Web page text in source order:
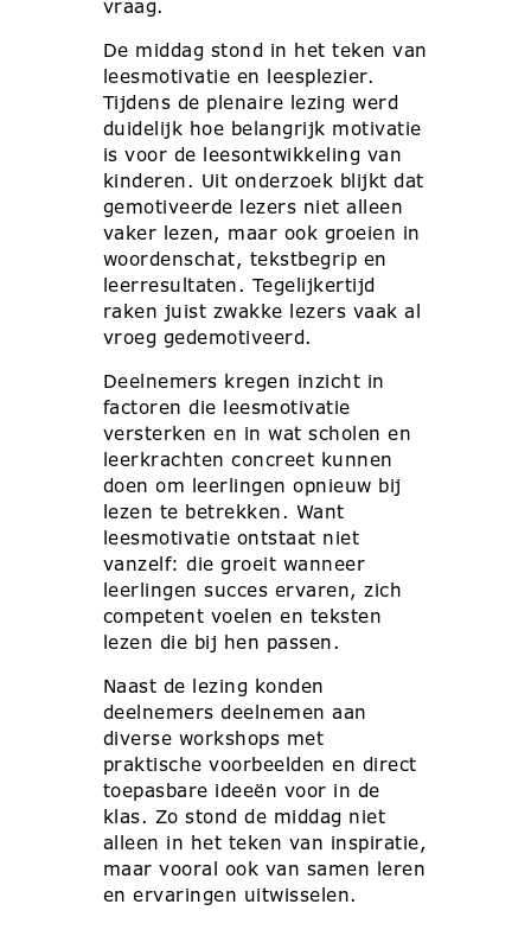
vraag.
De middag stond in het teken van
leesmotivatie en leesplezier.
Tijdens de plenaire lezing werd
duidelijk hoe belangrijk motivatie
is voor de leesontwikkeling van
kinderen. Uit onderzoek blijkt dat
gemotiveerde lezers niet alleen
vaker lezen, maar ook groeien in
woordenschat, tekstbegrip en
leerresultaten. Tegelijkertijd
raken juist zwakke lezers vaak al
vroeg gedemotiveerd.
Deelnemers kregen inzicht in
factoren die leesmotivatie
versterken en in wat scholen en
leerkrachten concreet kunnen
doen om leerlingen opnieuw bij
lezen te betrekken. Want
leesmotivatie ontstaat niet
vanzelf: die groeit wanneer
leerlingen succes ervaren, zich
competent voelen en teksten
lezen die bij hen passen.
Naast de lezing konden
deelnemers deelnemen aan
diverse workshops met
praktische voorbeelden en direct
toepasbare ideeën voor in de
klas. Zo stond de middag niet
alleen in het teken van inspiratie,
maar vooral ook van samen leren
en ervaringen uitwisselen.